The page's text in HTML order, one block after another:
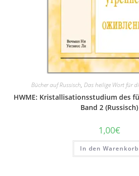
Bücher auf Russisch, Das heilige Wort für
HWME: Kristallisationsstudium des
Band 2 (Russisch)
1,00€
In den Warenkorb